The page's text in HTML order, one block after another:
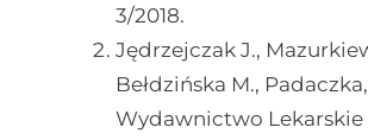
3/2018.
Jędrzejczak J.,
Bełdzińska M., Padaczka,
Wydawnictwo Lekarskie